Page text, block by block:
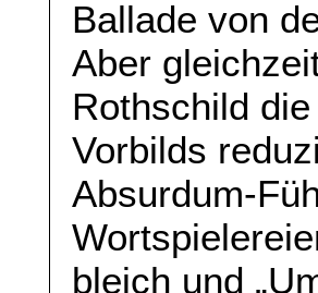
Ballade von
Aber
Rothschild
Vorbilds
Absurdum-
bleich und